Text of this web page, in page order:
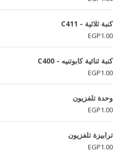
كنبة ثلاثية - C411
EGP1.00
كنبة ثنائية كابوتنيه - C400
EGP1.00
وحدة تلفزيون
EGP1.00
ترابيزة تلفزيون
EGP1.00